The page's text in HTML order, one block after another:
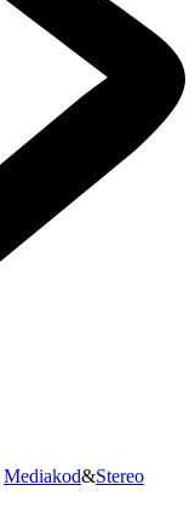
Mediakod&Stereo